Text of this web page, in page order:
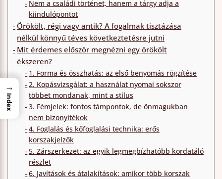
Nem a családi történet, hanem a tárgy adja a
kiindulópontot
Örökölt, régi vagy antik? A fogalmak tisztázása
nélkül könnyű téves következtetésre jutni
Mit érdemes először megnézni egy örökölt
ékszeren?
1. Forma és összhatás: az első benyomás rögzítése
2. Kopásvizsgálat: a használat nyomai sokszor
többet mondanak, mint a stílus
3. Fémjelek: fontos támpontok, de önmagukban
nem bizonyítékok
4. Foglalás és kőfoglalási technika: erős
korszakjelzők
5. Zárszerkezet: az egyik legmegbízhatóbb kordatáló
részlet
6. Javítások és átalakítások: amikor több korszak
→
Index